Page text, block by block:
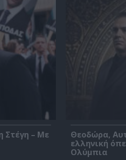
Στέγη – Με
Θεοδώρα,
ελληνική
Ολύμπια